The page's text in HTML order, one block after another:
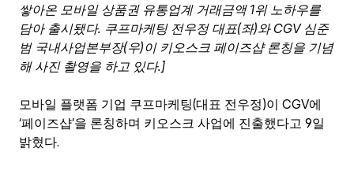
쌓아온 모바일 상품권 유통업계 거래금액 1위 노하우를
담아 출시됐다. 쿠프마케팅 전우정 대표(좌)와 CGV 심준
범 국내사업본부장(우)이 키오스크 페이즈샵 론칭을 기념
해 사진 촬영을 하고 있다.]
모바일 플랫폼 기업 쿠프마케팅(대표 전우정)이 CGV에
‘페이즈샵’을 론칭하며 키오스크 사업에 진출했다고 9일
밝혔다.